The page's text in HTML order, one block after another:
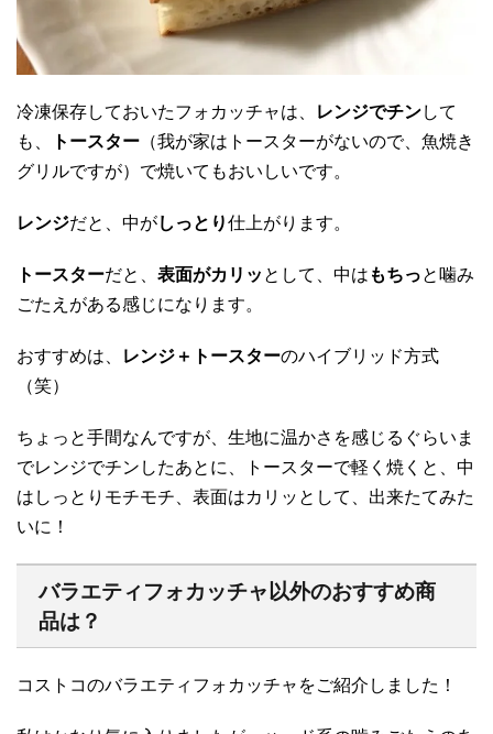
冷凍保存しておいたフォカッチャは、 レンジでチンして
も、
トースター （我が家はトースターがないので、魚焼き
グリルですが）で焼いてもおいしいです。
レンジだと、中がしっとり仕上がります。
トースターだと、 表面がカリッ として、中は もちっと噛み
ごたえがある感じになります。
おすすめは、 レンジ＋トースターのハイブリッド方式
（笑）
ちょっと手間なんですが、生地に温かさを感じるぐらいま
でレンジでチンしたあとに、トースターで軽く焼くと、中
はしっとりモチモチ、表面はカリッとして、出来たてみた
いに！
バラエティフォカッチャ以外のおすすめ商
品は？
コストコのバラエティフォカッチャをご紹介しました！